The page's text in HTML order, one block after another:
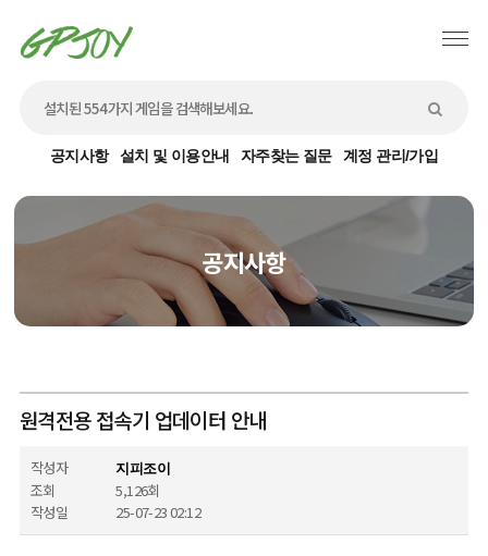
공지사항 설치 및 이용안내 자주찾는 질문 계정 관리/가입
공지사항
원격전용 접속기 업데이터 안내
작성자 지피조이
조회
5,126회
작성일
25-07-23 02:12